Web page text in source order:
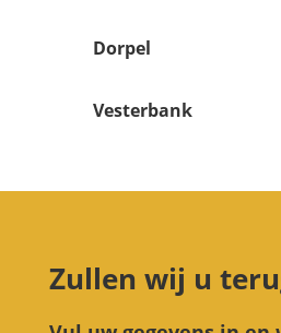
Dorpel
Vesterbank
Zullen wij u